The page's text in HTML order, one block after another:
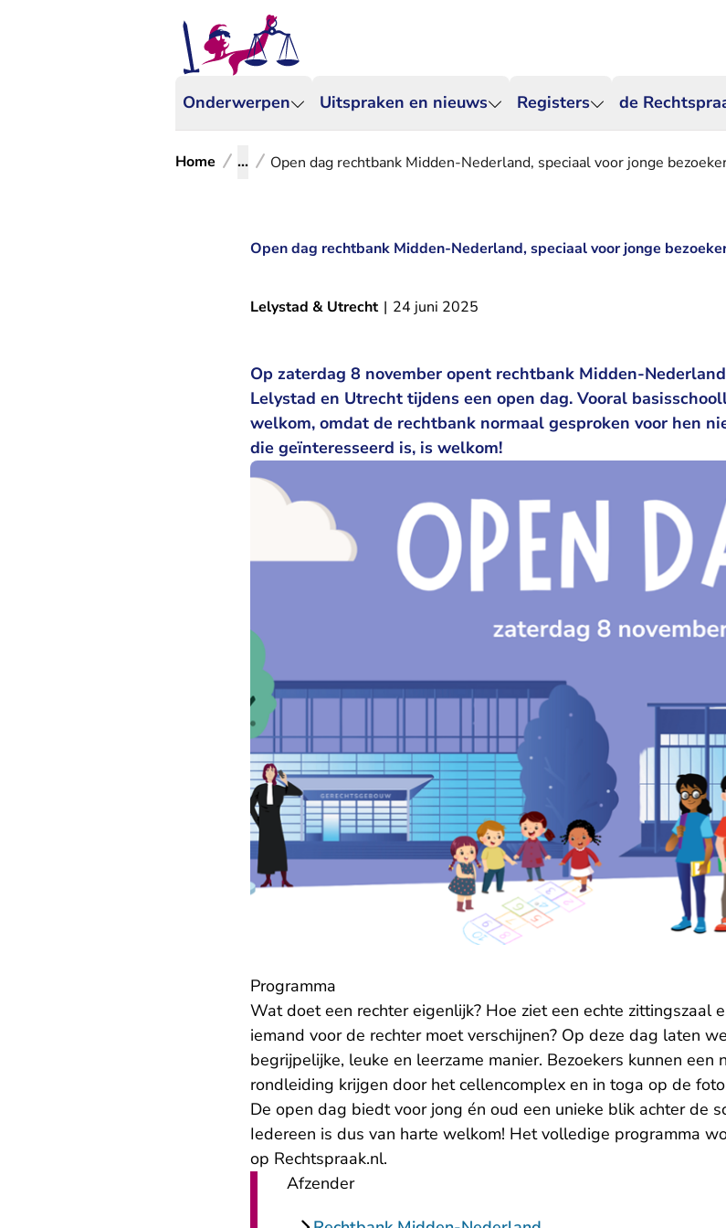
Onderwerpen Uitspraken en nieuws Registers de
Home ... Open dag rechtbank Midden-Nederland, speciaal voor jonge
Open dag rechtbank Midden-Nederland, speciaal voor jonge
Lelystad & Utrecht | 24 juni 2025
Op zaterdag 8 november opent rechtbank Midden-
Lelystad en Utrecht tijdens een open dag. Vooral
welkom, omdat de rechtbank normaal gesproken voor hen
die geïnteresseerd is, is welkom!
Programma
Wat doet een rechter eigenlijk? Hoe ziet een echte zittingszaal
iemand voor de rechter moet verschijnen? Op deze dag laten
begrijpelijke, leuke en leerzame manier. Bezoekers kunnen
rondleiding krijgen door het cellencomplex en in toga op de
De open dag biedt voor jong én oud een unieke blik achter de
Iedereen is dus van harte welkom! Het volledige programma
op Rechtspraak.nl.
Afzender